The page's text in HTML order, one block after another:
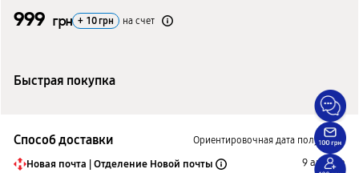
999 грн + 10 грн на счет
Быстрая покупка
Способ доставки Ориентировочная дата получения
Новая почта | Отделение Новой почты 9 августа